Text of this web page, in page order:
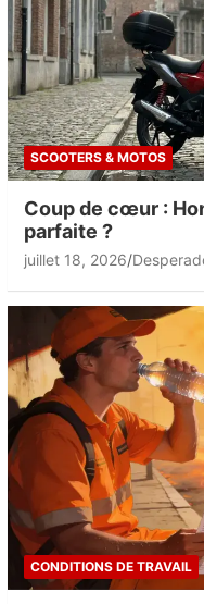
SCOOTERS & MOTOS
Coup de cœur :
parfaite ?
juillet 18, 2026
CONDITIONS DE TRAVAIL